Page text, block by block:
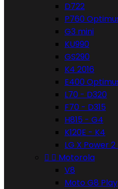
D722
P760
G3 mini
KU990
GS290
K4 2016
E400
L70 - D320
F70 - D315
H815 - G4
K120E - K4
LG X Power
  Motorola
V8
Moto G8 Play